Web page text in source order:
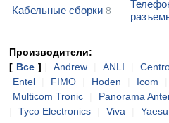
Кабельные сборки 8
Производители:
[ Все ] Andrew ANLI
Entel
FIMO Hoden Icom
Multicom Tronic
Panorama
Tyco Electronics Viva Yaesu